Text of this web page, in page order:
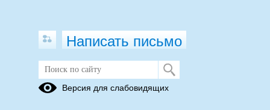
Написать письмо
Версия для слабовидящих